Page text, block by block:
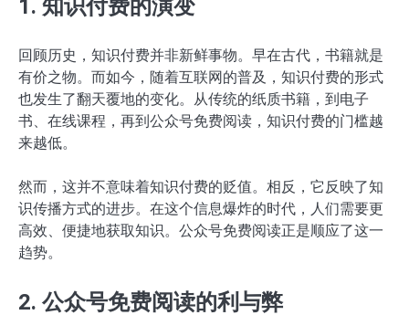
1. 知识付费的演变
回顾历史，知识付费并非新鲜事物。早在古代，书籍就是
有价之物。而如今，随着互联网的普及，知识付费的形式
也发生了翻天覆地的变化。从传统的纸质书籍，到电子
书、在线课程，再到公众号免费阅读，知识付费的门槛越
来越低。
然而，这并不意味着知识付费的贬值。相反，它反映了知
识传播方式的进步。在这个信息爆炸的时代，人们需要更
高效、便捷地获取知识。公众号免费阅读正是顺应了这一
趋势。
2. 公众号免费阅读的利与弊